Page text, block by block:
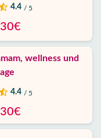
4.4 / 5
30€
wellness und
4.4 / 5
30€